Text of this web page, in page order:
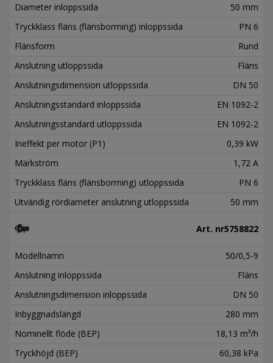
Diameter inloppssida
50 mm
Tryckklass fläns (flänsborrning) inloppssida
PN 6
Flänsform
Rund
Anslutning utloppssida
Fläns
Anslutningsdimension utloppssida
DN 50
Anslutningsstandard inloppssida
EN 1092-2
Anslutningsstandard utloppssida
EN 1092-2
Ineffekt per motor (P1)
0,39 kW
Märkström
1,72 A
Tryckklass fläns (flänsborrning) utloppssida
PN 6
Utvändig rördiameter anslutning utloppssida
50 mm
Art. nr5758822
Modellnamn
50/0,5-9
Anslutning inloppssida
Fläns
Anslutningsdimension inloppssida
DN 50
Inbyggnadslängd
280 mm
Nominellt flöde (BEP)
18,13 m³/h
Tryckhöjd (BEP)
60,38 kPa